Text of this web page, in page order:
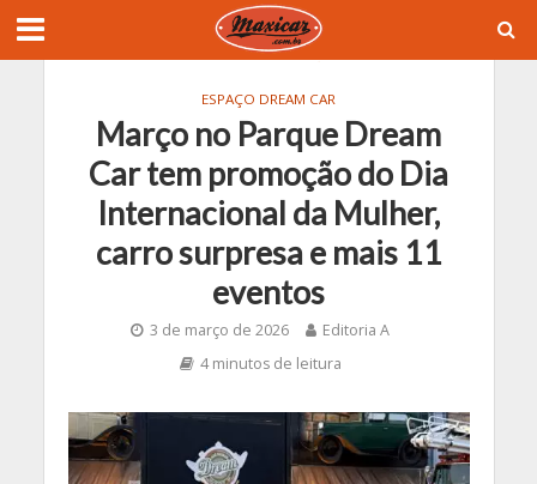
ESPAÇO DREAM CAR
Março no Parque Dream
Car tem promoção do Dia
Internacional da Mulher,
carro surpresa e mais 11
eventos
3 de março de 2026
Editoria A
4 minutos de leitura